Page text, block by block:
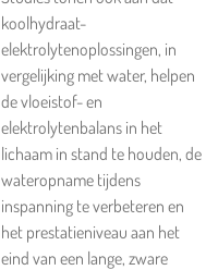
koolhydraat-
elektrolytenoplossingen, in
vergelijking met water, helpen
de vloeistof- en
elektrolytenbalans in het
lichaam in stand te houden, de
wateropname tijdens
inspanning te verbeteren en
het prestatieniveau aan het
eind van een lange, zware